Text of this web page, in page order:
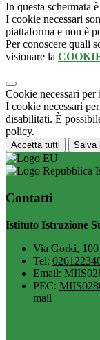
In questa schermata
I cookie necessari
piattaforma e non è
Per conoscere quali
visionare la
Cookie necessari
I cookie necessari
disabilitati. È
policy.
Accetta tutti Salva
Contatti
Istituto Istruzione
Via Gorki,
Tel:
Email:
PEC:
mail